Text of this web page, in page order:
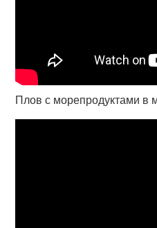
Плов с морепродуктами в